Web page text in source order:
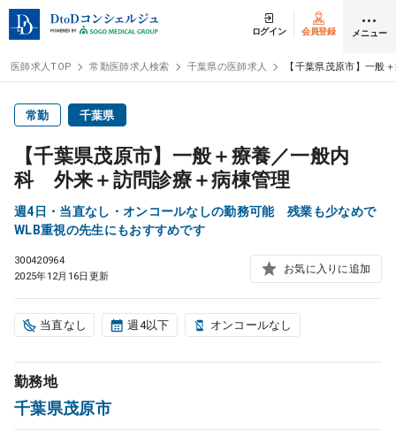
ログイン 会員登録 メニュー
医師求人
常勤検索 転職
非常勤検索 アルバイト
スポット検索 アルバイト
DtoDの転職・
コンサルタント
医師求人TOP 常勤医師求人検索 千葉県の医師求人 【千葉県茂原市】一般
常勤 千葉県
【千葉県茂原市】一般＋療養／一般内
科 外来＋訪問診療＋病棟管理
週4日・当直なし・オンコールなしの勤務可能 残業も少なめで
WLB重視の先生にもおすすめです
300420964
2025年12月16日更新
お気に入りに追加
当直なし 週4以下 オンコールなし
勤務地
千葉県茂原市